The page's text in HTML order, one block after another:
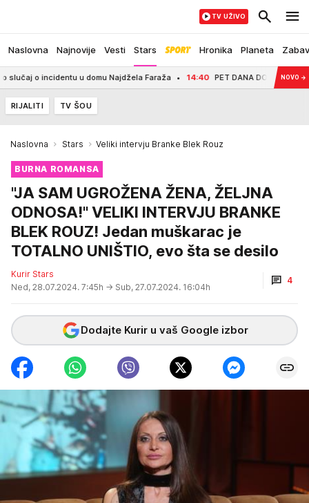
Naslovna Najnovije Vesti Stars Hronika Planeta
TV UŽIVO
u domu Najdžela Faraža 14:40 PET DANA DO POČETKA NOVO →
RIJALITI TV ŠOU
Naslovna Stars Veliki intervju Branke Blek Rouz
BURNA ROMANSA
"JA SAM UGROŽENA ŽENA, ŽELJNA
ODNOSA!" VELIKI INTERVJU BRANKE
BLEK ROUZ! Jedan muškarac je
TOTALNO UNIŠTIO, evo šta se desilo
Kurir Stars
Ned, 28.07.2024. 7:45h → Sub, 27.07.2024. 16:04h
4
Dodajte Kurir u vaš Google izbor